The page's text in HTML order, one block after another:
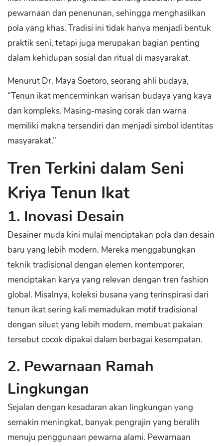
pewarnaan dan penenunan, sehingga menghasilkan
pola yang khas. Tradisi ini tidak hanya menjadi bentuk
praktik seni, tetapi juga merupakan bagian penting
dalam kehidupan sosial dan ritual di masyarakat.
Menurut Dr. Maya Soetoro, seorang ahli budaya,
“Tenun ikat mencerminkan warisan budaya yang kaya
dan kompleks. Masing-masing corak dan warna
memiliki makna tersendiri dan menjadi simbol identitas
masyarakat.”
Tren Terkini dalam Seni
Kriya Tenun Ikat
1. Inovasi Desain
Desainer muda kini mulai menciptakan pola dan desain
baru yang lebih modern. Mereka menggabungkan
teknik tradisional dengan elemen kontemporer,
menciptakan karya yang relevan dengan tren fashion
global. Misalnya, koleksi busana yang terinspirasi dari
tenun ikat sering kali memadukan motif tradisional
dengan siluet yang lebih modern, membuat pakaian
tersebut cocok dipakai dalam berbagai kesempatan.
2. Pewarnaan Ramah
Lingkungan
Sejalan dengan kesadaran akan lingkungan yang
semakin meningkat, banyak pengrajin yang beralih
menuju penggunaan pewarna alami. Pewarnaan